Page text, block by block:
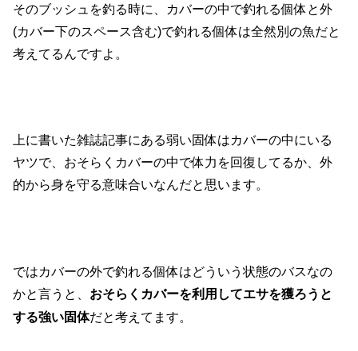
そのブッシュを釣る時に、カバーの中で釣れる個体と外
(カバー下のスペース含む)で釣れる個体は全然別の魚だと
考えてるんですよ。
上に書いた雑誌記事にある弱い固体はカバーの中にいる
ヤツで、おそらくカバーの中で体力を回復してるか、外
的から身を守る意味合いなんだと思います。
ではカバーの外で釣れる個体はどういう状態のバスなの
かと言うと、 おそらくカバーを利用してエサを獲ろうと
する強い固体だと考えてます。